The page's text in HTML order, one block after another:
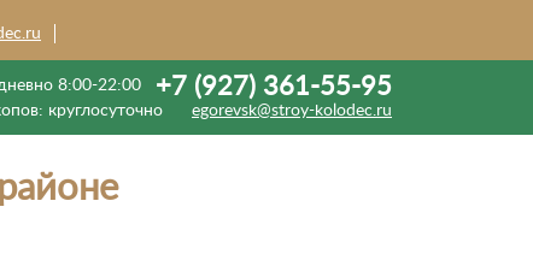
8:00-22:00
круглосуточно
+7 (927) 361-55-95
egorevsk@stroy-kolodec.ru